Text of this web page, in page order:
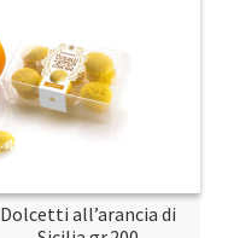
Dolcetti all’arancia di